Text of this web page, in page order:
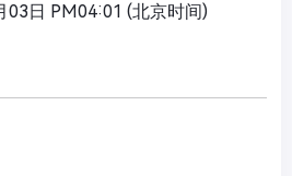
03日 PM04:01 (北京时间)